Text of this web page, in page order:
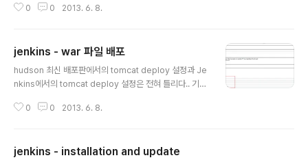
uest Forgery exploits 이 체크되어 있다면 해제 한다.
basic script above is fine if your server does no
t do authentication or you have no problem pro
viding anonymous read access to Jenkins (as w
0 0 2013. 6. 8.
jenkins - war 파일 배포
hudson 최신 배포판에서의 tomcat deploy 설정과 Je
nkins에서의 tomcat deploy 설정은 전혀 틀리다.. 기존
추가하였으나 Jenkins에서는 딱 두가지만 설정하면 된다.
뉴에 "Deploy war/ear to a container" 체크박스 메뉴
0 0 2013. 6. 8.
jenkins - installation and update